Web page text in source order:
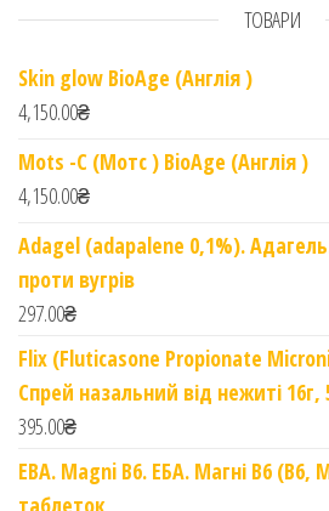
ТОВАРИ
Skin glow BioAge (Англія )
4,150.00₴
Mots -C (Мотс ) BioAge (Англія )
4,150.00₴
Adagel (adapalene 0,1%).
проти вугрів
297.00₴
Flix (Fluticasone Propionate
Спрей назальний від нежиті
395.00₴
EBA. Magni B6. ЕБА. Магні B6 (B6,
таблеток